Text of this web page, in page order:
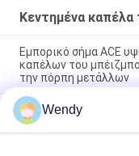
Κεντημένα
Εμπορικό σήμα ACE
καπέλων του
την πόρπη μετάλλων
100% πολυεστέρας 6
στερεό κλασσικό
δομημένο
Wendy